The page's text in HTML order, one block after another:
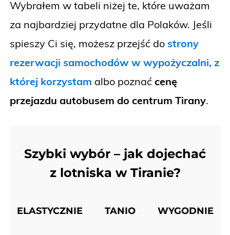
Wybrałem w tabeli niżej te, które uważam
za najbardziej przydatne dla Polaków. Jeśli
spieszy Ci się, możesz przejść do strony
rezerwacji samochodów w wypożyczalni, z
której korzystam albo poznać cenę
przejazdu autobusem do centrum Tirany.
Szybki wybór – jak dojechać
z lotniska w Tiranie?
ELASTYCZNIE TANIO WYGODNIE